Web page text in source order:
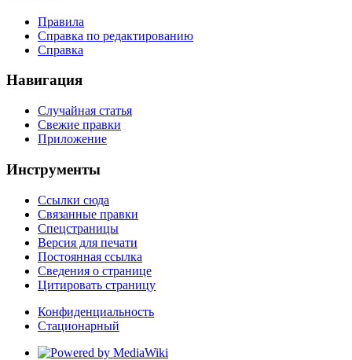
Правила
Справка по редактированию
Справка
Навигация
Случайная статья
Свежие правки
Приложение
Инструменты
Ссылки сюда
Связанные правки
Спецстраницы
Версия для печати
Постоянная ссылка
Сведения о странице
Цитировать страницу
Конфиденциальность
Стационарный